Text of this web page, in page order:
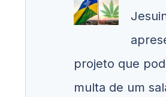
projeto que
multa de um